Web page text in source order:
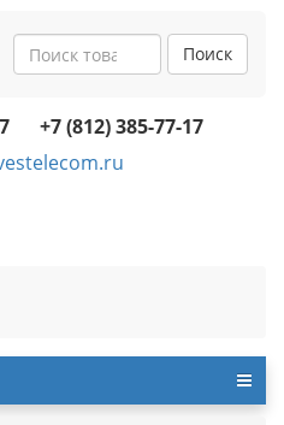
Поиск
+7 (812) 385-77-17